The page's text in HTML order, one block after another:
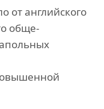
от английского
обще-